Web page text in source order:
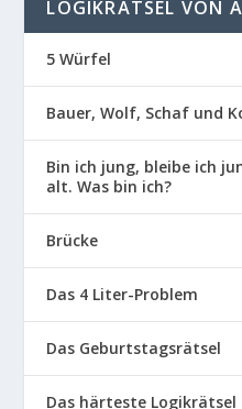
LOGIKRÄTSEL VON
5 Würfel
Bauer, Wolf, Schaf und
Bin ich jung, bleibe ich
alt. Was bin ich?
Brücke
Das 4 Liter-Problem
Das Geburtstagsrätsel
Das härteste